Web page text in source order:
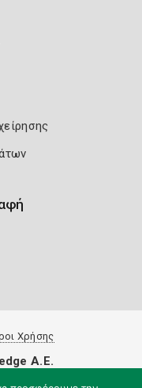
Χρήσης
A.E.